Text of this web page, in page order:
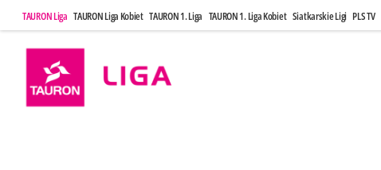
TAURON Liga TAURON Liga Kobiet TAURON 1. Liga TAURON 1. Liga Kobiet Siatkarskie Ligi PLS TV